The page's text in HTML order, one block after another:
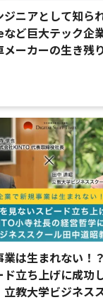
ジニアとして知ら
など巨大テック企
ーカーの生き残
業は生まれない！
立ち上げに成功
教大学ビジネス